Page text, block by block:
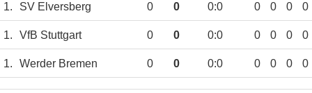
1. SV Elversberg 0 0 0:0 0 0 0 0
1. VfB Stuttgart 0 0 0:0 0 0 0 0
1. Werder Bremen 0 0 0:0 0 0 0 0